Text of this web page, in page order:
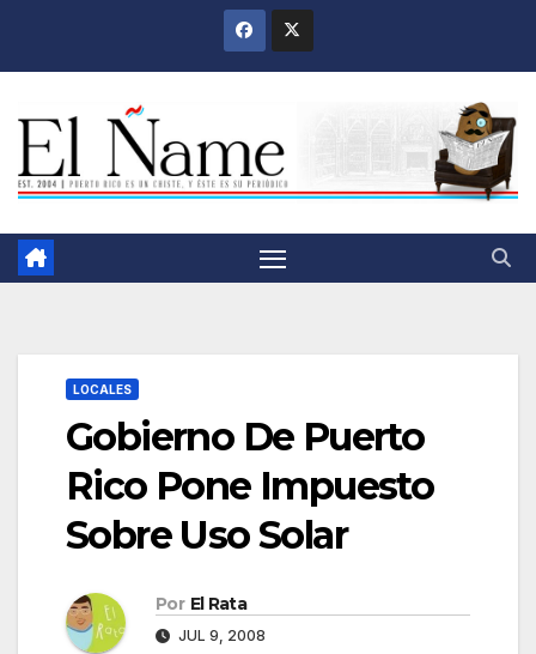
LOCALES
Gobierno De Puerto
Rico Pone Impuesto
Sobre Uso Solar
Por El Rata
JUL 9, 2008